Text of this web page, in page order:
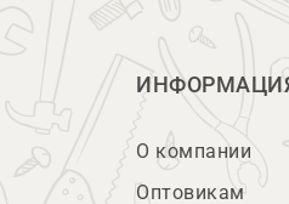
О компании
Оптовикам